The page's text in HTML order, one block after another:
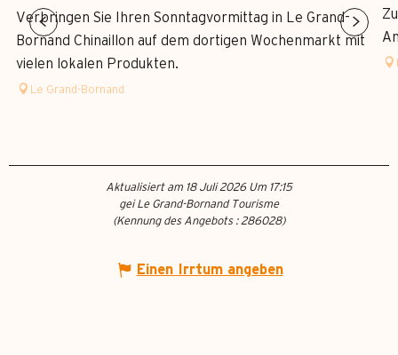
Verbringen Sie Ihren Sonntagvormittag in Le Grand-
Bornand Chinaillon auf dem dortigen Wochenmarkt mit
vielen lokalen Produkten.
Le Grand-Bornand
Aktualisiert am 18 Juli 2026 Um 17:15
gei Le Grand-Bornand Tourisme
(Kennung des Angebots :286028)
Einen Irrtum angeben